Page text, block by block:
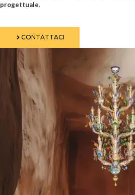
progettuale.
CONTATTACI